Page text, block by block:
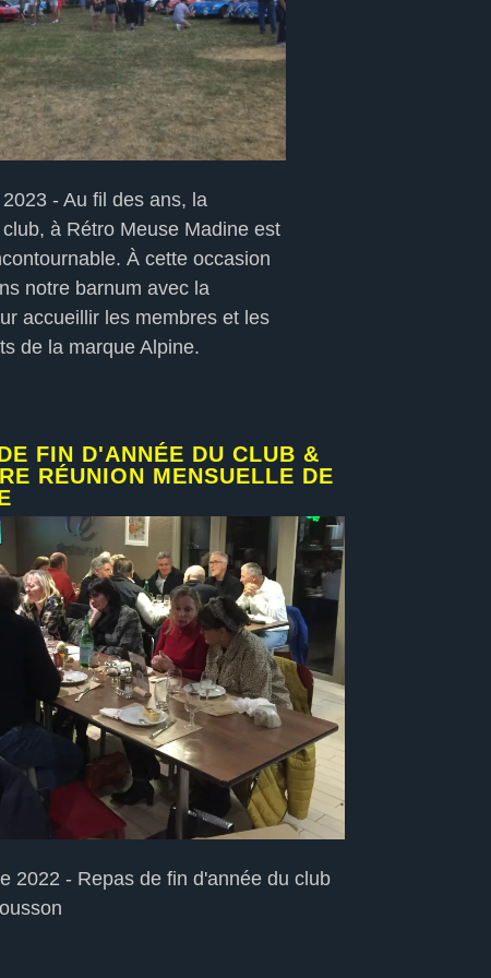
- Au fil des ans, la
à Rétro Meuse Madine est
À cette occasion
notre barnum avec la
accueillir les membres et les
de la marque Alpine.
FIN D'ANNÉE DU CLUB &
RÉUNION MENSUELLE DE
2022 - Repas de fin d'année du club